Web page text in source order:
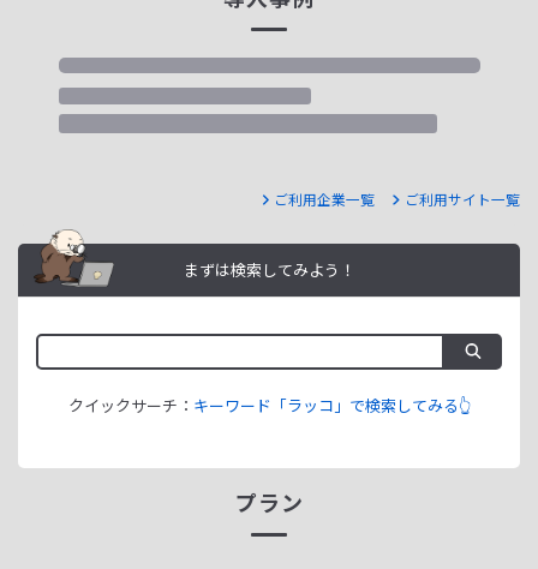
ご利用企業一覧 ご利用サイト一覧
まずは検索してみよう！
クイックサーチ： キーワード「ラッコ」で検索してみる👆
プラン